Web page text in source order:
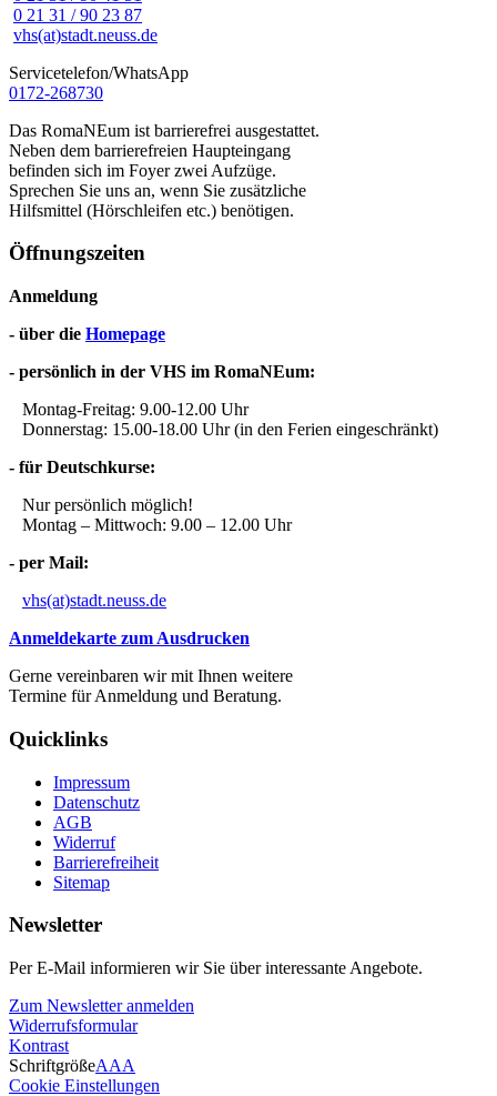
0 21 31 / 90 23 87
vhs(at)stadt.neuss.de
Servicetelefon/WhatsApp
0172-268730
Das RomaNEum ist barrierefrei ausgestattet.
Neben dem barrierefreien Haupteingang
befinden sich im Foyer zwei Aufzüge.
Sprechen Sie uns an, wenn Sie zusätzliche
Hilfsmittel (Hörschleifen etc.) benötigen.
Öffnungszeiten
Anmeldung
- über die Homepage
- persönlich in der VHS im RomaNEum:
Montag-Freitag: 9.00-12.00 Uhr
Donnerstag: 15.00-18.00 Uhr (in den Ferien eingeschränkt)
- für Deutschkurse:
Nur persönlich möglich!
Montag – Mittwoch: 9.00 – 12.00 Uhr
- per Mail:
vhs(at)stadt.neuss.de
Anmeldekarte zum Ausdrucken
Gerne vereinbaren wir mit Ihnen weitere
Termine für Anmeldung und Beratung.
Quicklinks
Impressum
Datenschutz
AGB
Widerruf
Barrierefreiheit
Sitemap
Newsletter
Per E-Mail informieren wir Sie über interessante Angebote.
Zum Newsletter anmelden
Widerrufsformular
Kontrast
SchriftgrößeAAA
Cookie Einstellungen